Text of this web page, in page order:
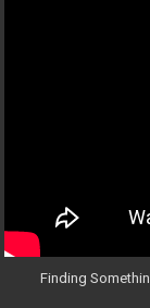
Finding